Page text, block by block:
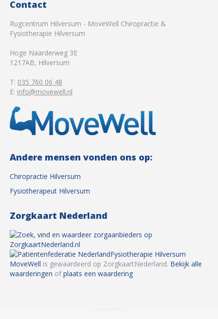
Contact
Rugcentrum Hilversum - MoveWell Chiropractie &
Fysiotherapie Hilversum
Hoge Naarderweg 3E
1217AB, Hilversum
T: 035 760 06 48
E: info@movewell.nl
Andere mensen vonden ons op:
Chiropractie Hilversum
Fysiotherapeut Hilversum
Zorgkaart Nederland
Fysiotherapie Hilversum
MoveWell is gewaardeerd op ZorgkaartNederland. Bekijk alle
waarderingen ofplaats een waardering